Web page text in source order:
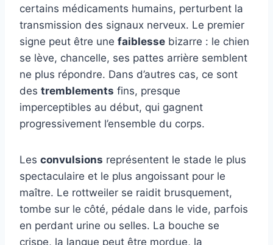
certains médicaments humains, perturbent la
transmission des signaux nerveux. Le premier
signe peut être une faiblesse bizarre : le chien
se lève, chancelle, ses pattes arrière semblent
ne plus répondre. Dans d’autres cas, ce sont
des tremblements fins, presque
imperceptibles au début, qui gagnent
progressivement l’ensemble du corps.
Les convulsions représentent le stade le plus
spectaculaire et le plus angoissant pour le
maître. Le rottweiler se raidit brusquement,
tombe sur le côté, pédale dans le vide, parfois
en perdant urine ou selles. La bouche se
crispe, la langue peut être mordue, la